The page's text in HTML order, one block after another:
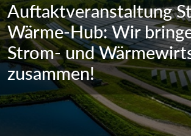
Auftaktveranstaltung
Wärme-Hub: Wir
Strom- und
zusammen!